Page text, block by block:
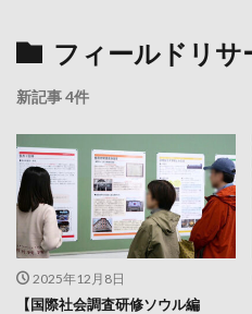
フィールドリサ
新記事 4件
2025年12月8日
【国際社会調査研修ソウル編